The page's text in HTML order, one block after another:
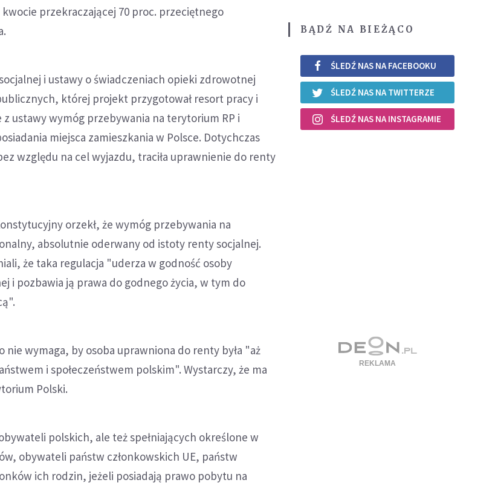
przekraczającej 70 proc. przeciętnego
i ustawy o świadczeniach opieki zdrowotnej
której projekt przygotował resort pracy i
ustawy wymóg przebywania na terytorium RP i
miejsca zamieszkania w Polsce. Dotychczas
względu na cel wyjazdu, traciła uprawnienie do renty
orzekł, że wymóg przebywania na
absolutnie oderwany od istoty renty socjalnej.
że taka regulacja "uderza w godność osoby
i pozbawia ją prawa do godnego życia, w tym do
nie wymaga, by osoba uprawniona do renty była "aż
i społeczeństwem polskim". Wystarczy, że ma
Polski.
polskich, ale też spełniających określone w
obywateli państw członkowskich UE, państw
ich rodzin, jeżeli posiadają prawo pobytu na
BĄDŹ NA BIEŻĄCO
ŚLEDŹ NAS NA FACEBOOKU
ŚLEDŹ NAS NA TWITTERZE
ŚLEDŹ NAS NA INSTAGRAMIE